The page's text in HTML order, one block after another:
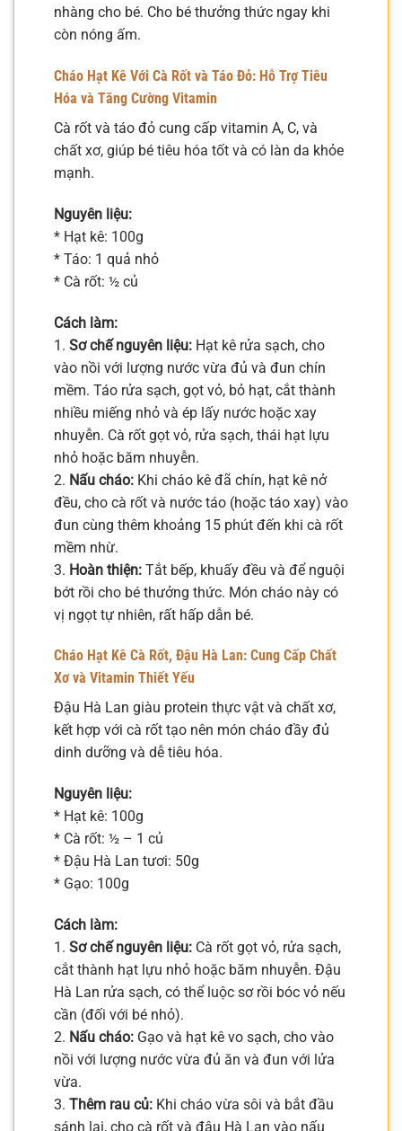
nhàng cho bé. Cho bé thưởng thức ngay khi
còn nóng ấm.
Cháo Hạt Kê Với Cà Rốt và Táo Đỏ: Hỗ Trợ Tiêu
Hóa và Tăng Cường Vitamin
Cà rốt và táo đỏ cung cấp vitamin A, C, và
chất xơ, giúp bé tiêu hóa tốt và có làn da khỏe
mạnh.
Nguyên liệu:
* Hạt kê: 100g
* Táo: 1 quả nhỏ
* Cà rốt: ½ củ
Cách làm:
1. Sơ chế nguyên liệu: Hạt kê rửa sạch, cho
vào nồi với lượng nước vừa đủ và đun chín
mềm. Táo rửa sạch, gọt vỏ, bỏ hạt, cắt thành
nhiều miếng nhỏ và ép lấy nước hoặc xay
nhuyễn. Cà rốt gọt vỏ, rửa sạch, thái hạt lựu
nhỏ hoặc băm nhuyễn.
2. Nấu cháo: Khi cháo kê đã chín, hạt kê nở
đều, cho cà rốt và nước táo (hoặc táo xay) vào
đun cùng thêm khoảng 15 phút đến khi cà rốt
mềm nhừ.
3. Hoàn thiện: Tắt bếp, khuấy đều và để nguội
bớt rồi cho bé thưởng thức. Món cháo này có
vị ngọt tự nhiên, rất hấp dẫn bé.
Cháo Hạt Kê Cà Rốt, Đậu Hà Lan: Cung Cấp Chất
Xơ và Vitamin Thiết Yếu
Đậu Hà Lan giàu protein thực vật và chất xơ,
kết hợp với cà rốt tạo nên món cháo đầy đủ
dinh dưỡng và dễ tiêu hóa.
Nguyên liệu:
* Hạt kê: 100g
* Cà rốt: ½ – 1 củ
* Đậu Hà Lan tươi: 50g
* Gạo: 100g
Cách làm:
1. Sơ chế nguyên liệu: Cà rốt gọt vỏ, rửa sạch,
cắt thành hạt lựu nhỏ hoặc băm nhuyễn. Đậu
Hà Lan rửa sạch, có thể luộc sơ rồi bóc vỏ nếu
cần (đối với bé nhỏ).
2. Nấu cháo: Gạo và hạt kê vo sạch, cho vào
nồi với lượng nước vừa đủ ăn và đun với lửa
vừa.
3. Thêm rau củ: Khi cháo vừa sôi và bắt đầu
sánh lại, cho cà rốt và đậu Hà Lan vào nấu